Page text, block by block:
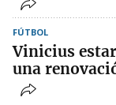
FÚTBOL
Vinicius
una